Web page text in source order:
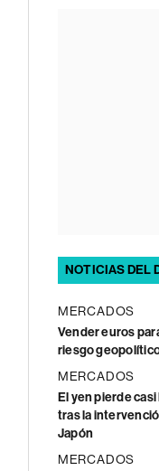
NOTICIAS DEL
MERCADOS
Vender euros
riesgo
MERCADOS
El yen pierde
tras la
Japón
MERCADOS